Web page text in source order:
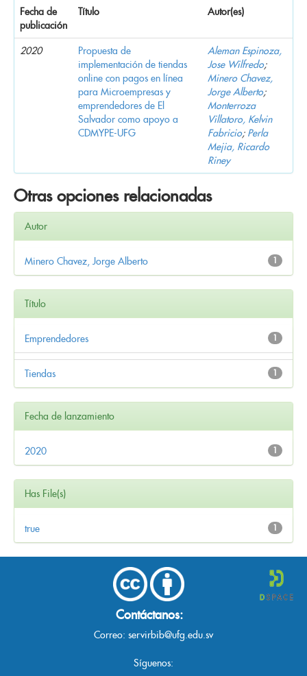
Fecha de
publicación
Título Autor(es)
2020
Propuesta de
implementación de tiendas
online con pagos en línea
para Microempresas y
emprendedores de El
Salvador como apoyo a
CDMYPE-UFG
Aleman Espinoza,
Jose Wilfredo;
Minero Chavez,
Jorge Alberto;
Monterroza
Villatoro, Kelvin
Fabricio; Perla
Mejia, Ricardo
Riney
Otras opciones relacionadas
Autor
1
Minero Chavez, Jorge Alberto
Título
1
Emprendedores
1
Tiendas
Fecha de lanzamiento
1
2020
Has File(s)
1
true
Contáctanos:
Correo: servirbib@ufg.edu.sv
Síguenos: